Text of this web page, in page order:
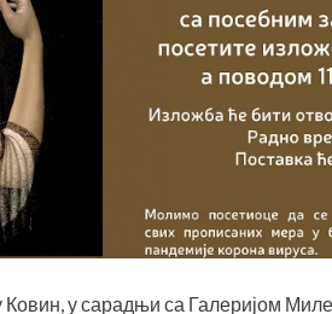
Ковин, у сарадњи са Галеријом